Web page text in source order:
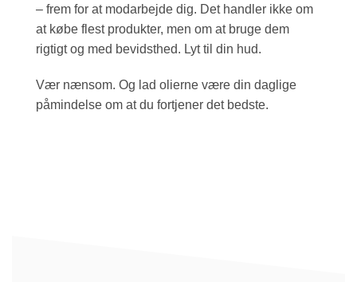
– frem for at modarbejde dig. Det handler ikke om
at købe flest produkter, men om at bruge dem
rigtigt og med bevidsthed. Lyt til din hud.
Vær nænsom. Og lad olierne være din daglige
påmindelse om at du fortjener det bedste.